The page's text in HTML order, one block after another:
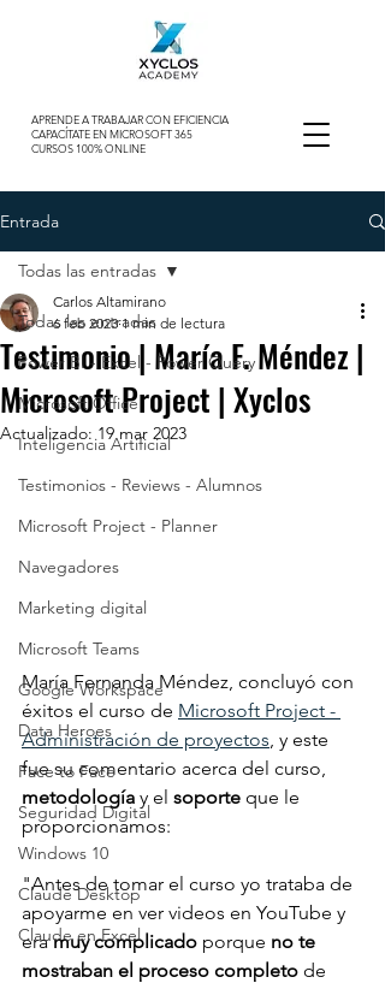
APRENDE A TRABAJAR CON EFICIENCIA
CAPACÍTATE EN MICROSOFT 365
CURSOS 100% ONLINE
Entrada
Todas las entradas
Power BI - Excel - Power Query
Microsoft Office
Inteligencia Artificial
Testimonios - Reviews - Alumnos
Microsoft Project - Planner
Navegadores
Marketing digital
Microsoft Teams
Google Workspace
Data Heroes
Face to Face
Seguridad Digital
Windows 10
Claude Desktop
Claude en Excel
Todas las entradas
Testimonio | María F. Méndez |
Microsoft Project | Xyclos
Carlos Altamirano
6 feb 2023 1 min de lectura
Actualizado:19 mar 2023
María Fernanda Méndez, concluyó con
éxitos el curso de Microsoft Project -
Administración de proyectos , y este
fue su comentario acerca del curso,
metodología y el soporte que le
proporcionamos:
"Antes de tomar el curso yo trataba de
apoyarme en ver videos en YouTube y
era muy complicado porque no te
mostraban el proceso completo de